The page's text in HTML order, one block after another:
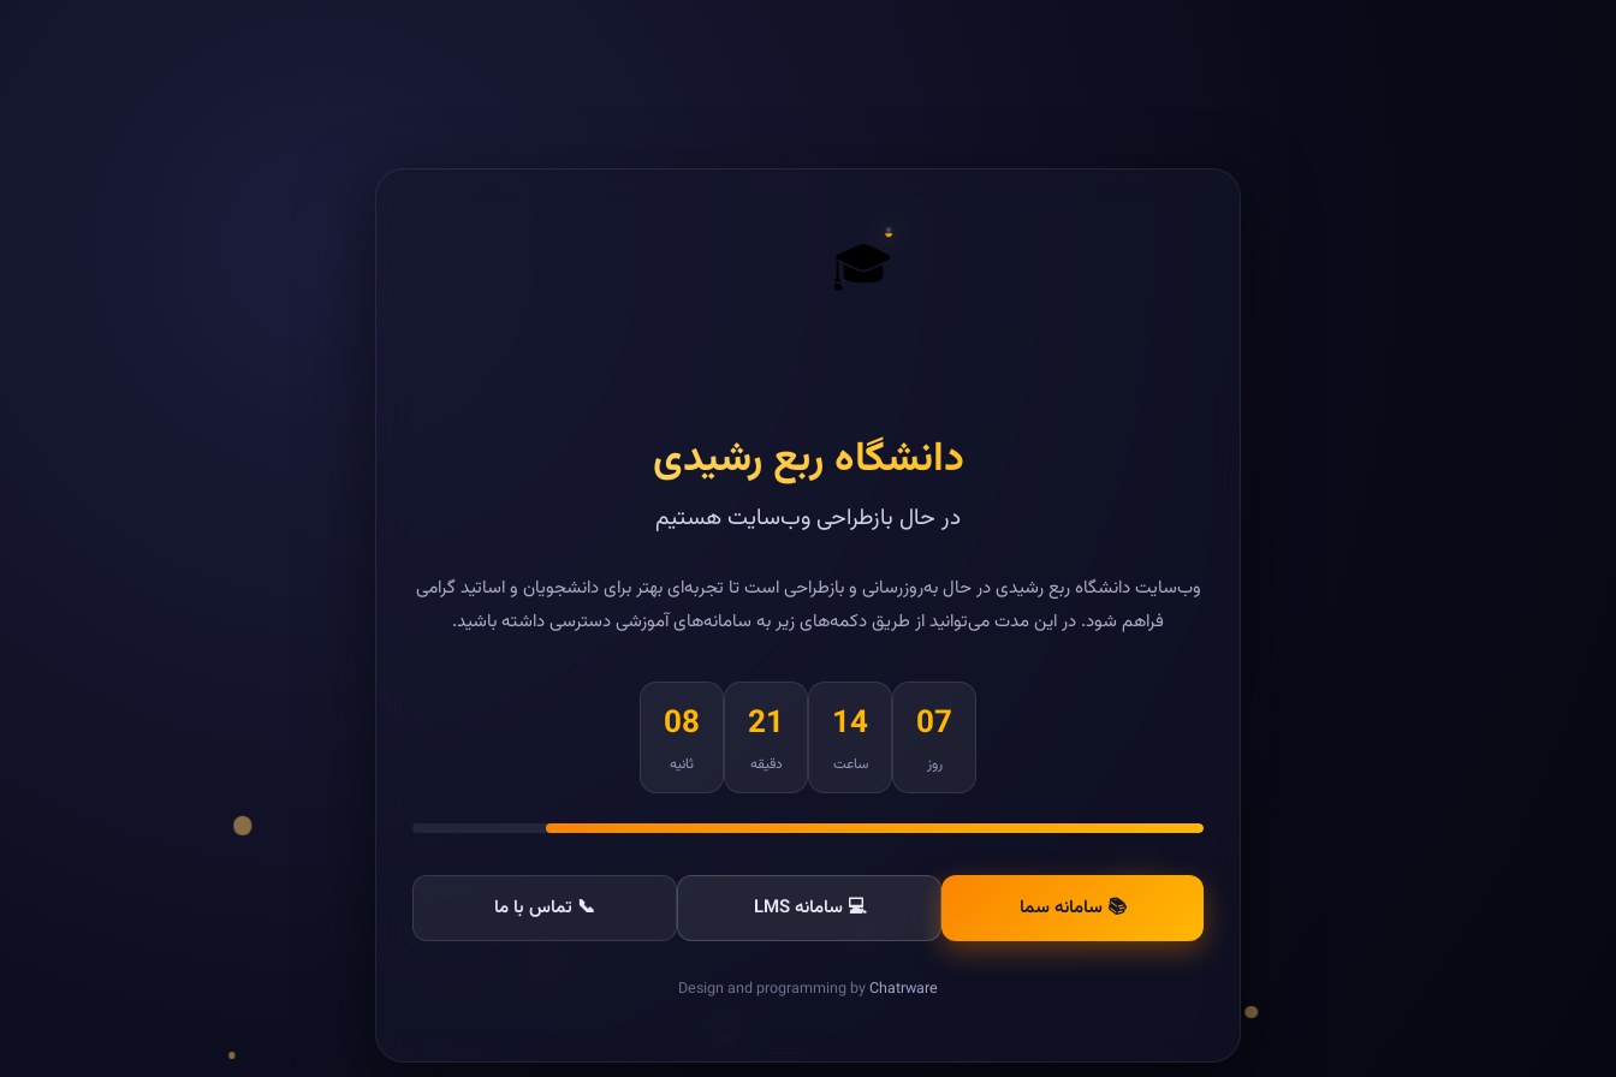
🎓
دانشگاه ربع رشیدی
در حال بازطراحی وب‌سایت هستیم
وب‌سایت دانشگاه ربع رشیدی در حال به‌روزرسانی و بازطراحی است تا تجربه‌ای بهتر برای دانشجویان و اساتید گرامی
فراهم شود. در این مدت می‌توانید از طریق دکمه‌های زیر به سامانه‌های آموزشی دسترسی داشته باشید.
07
روز
14
ساعت
21
دقیقه
08
ثانیه
📚 سامانه سما 💻 سامانه LMS 📞 تماس با ما
Design and programming byChatrware